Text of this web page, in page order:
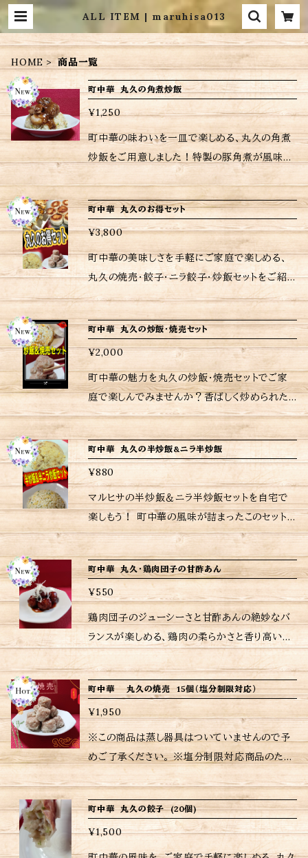
ALL ITEM | maruhisa013
HOME 商品一覧
町中華 丸久の角煮炒飯
¥1,250
町中華の味わいを一皿で楽しめる、丸久の角煮
炒飯をご用意しました！特製の豚角煮が風味と
食感を引き立て、一口食べるごとに満足感が広
がります。コクのある角煮と香ばしい炒飯が絶妙
に組み合わさり、まるで町中華の名店で食べる
かのような体験をお届けします。 冷凍のままフラ
イパンや電子レンジ、湯煎で簡単に調理できるの
で、忙しい毎日でも手軽に美味しい角煮炒飯を
楽しむことができるのが嬉しいですね。 <内容量
> 角煮炒飯 610g <ご購入されたお客さまへ>
励みにもなりますし、今後の購入判断にもなりま
すので是非ともレビューお願いいたします。 当店
は、注文を受けてから調理しているため、日時指
定がなければ注文受付日から10〜日後の配送
となりますが、予めご了承ください。 ※当店に使
われているパック等は耐熱用ではないので、温
めの際は別皿に移して加熱してください。 ※当
店おすすめの焼き方、温め方は商品に同包致し
ます。 ※保存方法、食材アレルギーなどの詳細は
ラベルをご確認ください。 ※ご購入いただいた
商品の重量に応じて送料が異なりますので注意
してください。
町中華 丸久のお得セット
¥3,800
町中華の美味しさを手軽にご家庭で楽しめる、
丸久の焼売･餃子･ニラ餃子・炒飯セットをご紹
介します！肉汁たっぷりの焼売と、パリっとした
皮に包まれた餃子、そして香ばしい炒飯の組み
合わせは、まるで町中華で食べるかのような体験
をもたらします。一口ごとに広がる味わいが、心
とお腹をしっかりと満たします。 冷凍のままフライ
パンや電子レンジで簡単に調理可能で、忙しい
日常でも美味しい中華を楽しめるのが嬉しいで
すね。 <内容量> 焼売 ４個×2、 餃子 6個×2、
ニラ餃子 6個×2 炒飯 180g×4 <ご購入され
たお客さまへ> 励みにもなりますし、今後の購入
判断にもなりますので是非ともレビューお願いい
たします。 当店は、注文受付後に調理しているた
め、日時指定がなければ注文受付日から6〜7日
後の配送となりますが、予めご了承ください。 ※
当店に使われているパック等は耐熱用ではない
ので、温めの際は別皿に移して加熱してくださ
い。 ※当店おすすめの焼き方、温め方は商品に
同包致します。 ※保存方法、食材アレルギーなど
の詳細はラベルをご確認ください。 ※ご購入い
ただいた商品の重量に応じて送料が異なります
ので注意してください。
町中華 丸久の炒飯・焼売セット
¥2,000
町中華の魅力を丸久の炒飯・焼売セットでご家
庭で楽しんでみませんか？香ばしく炒められた
炒飯と、手作りの焼売が組み合わさったこのセッ
トは、一口食べるごとに人気の町中華の味を感じ
られます。シンプルながらもコクのある味わい
は、まるでお店にいるかのような至福のひととき
を提供します。 冷凍のまま、フライパンや電子レ
ンジで簡単に調理できますので、忙しい日常の中
でも手軽に本格的な中華料理を楽しむことがで
きるのが嬉しいですね。 <内容量> 炒飯360×1、
焼売55g×8 <ご購入されたお客さまへ> 励みに
もなりますし、今後の購入判断にもなりますので
ぜひともレビューをお願いいたします。 当店は、
注文を受けてから調理しているため、日時指定
がなければ注文受付日から6〜7日後の配送とな
りますが、予めご了承ください。 ※当店に使われ
ているパック等は耐熱用ではないので、温めの
際は別皿に移して加熱してください。 ※当店お
すすめの焼き方、温め方は商品に同包致します。
※保存方法、食材アレルギーなどの詳細はラベル
をご確認ください。 ※ご購入いただいた商品の
重量に応じて送料が異なりますので注意してくだ
さい。
町中華 丸久の半炒飯&ニラ半炒飯
¥880
マルヒサの半炒飯＆ニラ半炒飯セットを自宅で
楽しもう！ 町中華の風味が詰まったこのセット
は、半炒飯とニラ半炒飯が一緒に楽しめる贅沢
な一品です。シンプルな具材ながらも、炒めたて
の香ばしさが際立つ半炒飯と、ニラの豊かな風味
がアクセントのニラ半炒飯。一口でその美味しさ
が広がり、食欲をそそります。まるで町中華の名
店で食事をしているかのような感覚を味わって
いただけるでしょう。 冷凍状態からフライパンま
たは電子レンジで手軽に調理可能です！ <内容
量> 半炒飯180g×1、ニラ半炒飯180g×1 <ご購
入されたお客さまへ> 励みにもなりますし、今後
の購入判断にもなりますのでぜひともレビューお
願いいたします。 当店では、注文を受けてから
調理しているため、日時指定がない場合は注文
受付日から6〜7日後の配送となりますが、予め
ご了承ください。 ※当店に使用されているパッ
ク等は耐熱用ではないため、温める際は別皿に
移して加熱してください。 ※おすすめの焼き方や
町中華 丸久・鶏肉団子の甘酢あん
¥550
鶏肉団子のジューシーさと甘酢あんの絶妙なバ
ランスが楽しめる、鶏肉の柔らかさと香り高い甘
酢あんが口の中で広がり、箸が止まらなくなるお
いしさをお楽しみいただけます。丸久の料理人
が、伝統的な技法と新しいアイデアを結集して生
み出した一品です。 味わいだけでなく、見た目に
もこだわったこの料理は、記念日や特別な日にも
ぴったりです。食卓に並ぶだけで、一気に華やか
な雰囲気が演出されます。皆で囲む食卓に、この
鶏肉団子の甘酢あんを並べてみてください。思
い出に残るひとときとなること間違いありません。
あなたも、丸久の味を自宅でお楽しみください。
温め方 自然解凍後、鶏肉団子をグリル(トースタ
町中華 丸久の焼売 15個（塩分制限対応）
¥1,950
※この商品は蒸し器具はついていませんので予
めご了承ください。 ※塩分制限対応商品のため
減塩•ノーマル選択してください。 ジューシーで
旨味が詰まった下町の味、町中華のメニューを
手軽に味わえる。 中華惣菜 丸久の焼売は、プリ
プリ、ジューシー肉と玉ねぎのシャキシャキな食
感、香辛料を巧みに組み合わせた味わい深い一
町中華 丸久の餃子 (20個)
¥1,500